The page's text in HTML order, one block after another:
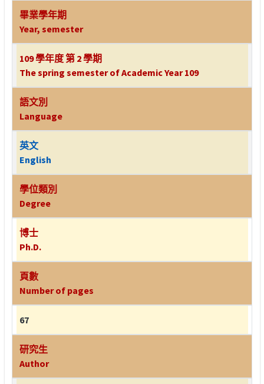
畢業學年期
Year, semester
109 學年度 第 2 學期
The spring semester of Academic Year 109
語文別
Language
英文
English
學位類別
Degree
博士
Ph.D.
頁數
Number of pages
67
研究生
Author